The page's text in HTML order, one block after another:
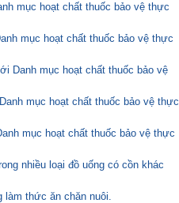
mục hoạt chất thuốc bảo vệ thực
mục hoạt chất thuốc bảo vệ thực
Danh mục hoạt chất thuốc bảo vệ
mục hoạt chất thuốc bảo vệ thực
mục hoạt chất thuốc bảo vệ thực
nhiều loại đồ uống có cồn khác
làm thức ăn chăn nuôi.